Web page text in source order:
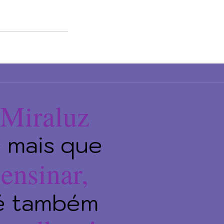
Miraluz
mais que
ensinar,
também